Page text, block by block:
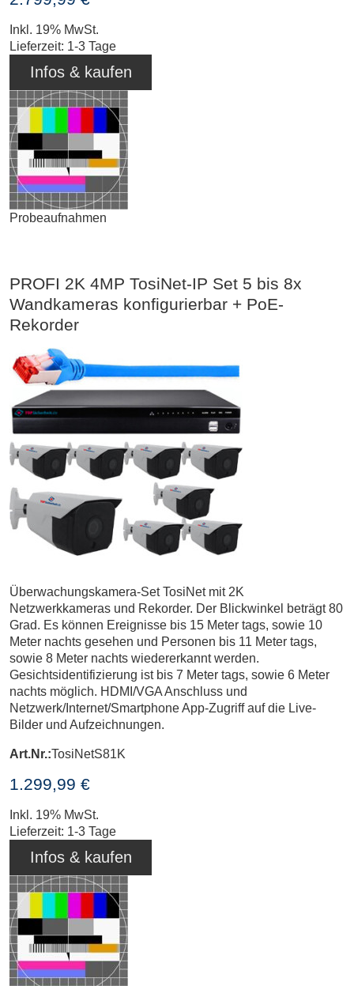
Inkl. 19% MwSt.
Lieferzeit: 1-3 Tage
Infos & kaufen
Probeaufnahmen
PROFI 2K 4MP TosiNet-IP Set 5 bis 8x
Wandkameras konfigurierbar + PoE-
Rekorder
Überwachungskamera-Set TosiNet mit 2K
Netzwerkkameras und Rekorder. Der Blickwinkel beträgt 80
Grad. Es können Ereignisse bis 15 Meter tags, sowie 10
Meter nachts gesehen und Personen bis 11 Meter tags,
sowie 8 Meter nachts wiedererkannt werden.
Gesichtsidentifizierung ist bis 7 Meter tags, sowie 6 Meter
nachts möglich. HDMI/VGA Anschluss und
Netzwerk/Internet/Smartphone App-Zugriff auf die Live-
Bilder und Aufzeichnungen.
Art.Nr.:TosiNetS81K
1.299,99 €
Inkl. 19% MwSt.
Lieferzeit: 1-3 Tage
Infos & kaufen